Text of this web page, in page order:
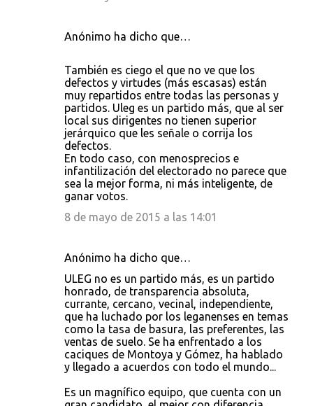
Anónimo ha dicho que…
También es ciego el que no ve que los
defectos y virtudes (más escasas) están
muy repartidos entre todas las personas y
partidos. Uleg es un partido más, que al ser
local sus dirigentes no tienen superior
jerárquico que les señale o corrija los
defectos.
En todo caso, con menosprecios e
infantilización del electorado no parece que
sea la mejor forma, ni más inteligente, de
ganar votos.
8 de mayo de 2015 a las 14:01
Anónimo ha dicho que…
ULEG no es un partido más, es un partido
honrado, de transparencia absoluta,
currante, cercano, vecinal, independiente,
que ha luchado por los leganenses en temas
como la tasa de basura, las preferentes, las
ventas de suelo. Se ha enfrentado a los
caciques de Montoya y Gómez, ha hablado
y llegado a acuerdos con todo el mundo...
Es un magnífico equipo, que cuenta con un